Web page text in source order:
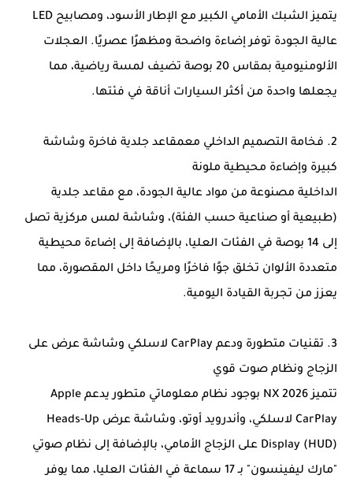
يتميز الشبك الأمامي الكبير مع الإطار الأسود، ومصابيح LED
عالية الجودة توفر إضاءة واضحة ومظهرًا عصريًا. العجلات
الألومنيومية بمقاس 20 بوصة تضيف لمسة رياضية، مما
يجعلها واحدة من أكثر السيارات أناقة في فئتها.
2. فخامة التصميم الداخلي معمقاعد جلدية فاخرة وشاشة
كبيرة وإضاءة محيطية ملونة
الداخلية مصنوعة من مواد عالية الجودة، مع مقاعد جلدية
(طبيعية أو صناعية حسب الفئة)، وشاشة لمس مركزية تصل
إلى 14 بوصة في الفئات العليا، بالإضافة إلى إضاءة محيطية
متعددة الألوان تخلق جوًا فاخرًا ومريحًا داخل المقصورة، مما
يعزز من تجربة القيادة اليومية.
3. تقنيات متطورة ودعم CarPlay لاسلكي وشاشة عرض على
الزجاج ونظام صوت قوي
تتميز NX 2026 بوجود نظام معلوماتي متطور يدعم Apple
CarPlay لاسلكي، وأندرويد أوتو، وشاشة عرض Heads-Up
Display (HUD) على الزجاج الأمامي، بالإضافة إلى نظام صوتي
"مارك ليفينسون" بـ 17 سماعة في الفئات العليا، مما يوفر